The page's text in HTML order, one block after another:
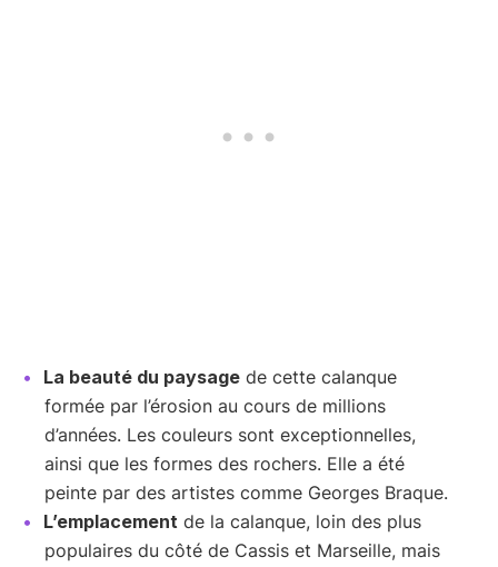
La beauté du paysage de cette calanque
formée par l’érosion au cours de millions
d’années. Les couleurs sont exceptionnelles,
ainsi que les formes des rochers. Elle a été
peinte par des artistes comme Georges Braque.
L’emplacement de la calanque, loin des plus
populaires du côté de Cassis et Marseille, mais